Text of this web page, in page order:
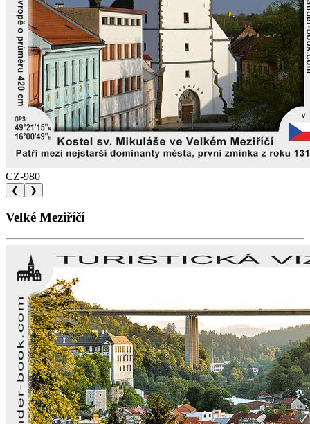
CZ-980
❮ ❯
Velké Meziříčí